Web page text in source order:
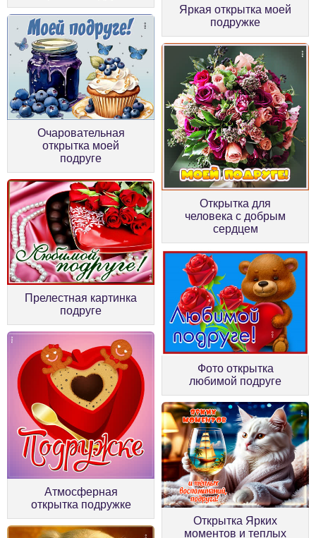
Яркая открытка моей
подружке
Очаровательная
открытка моей
подруге
Открытка для
человека с добрым
сердцем
Прелестная картинка
подруге
Фото открытка
любимой подруге
Атмосферная
открытка подружке
Открытка Ярких
моментов и теплых